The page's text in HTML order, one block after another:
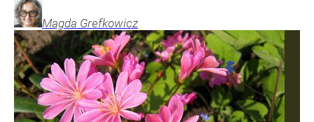
Magda Grefkowicz